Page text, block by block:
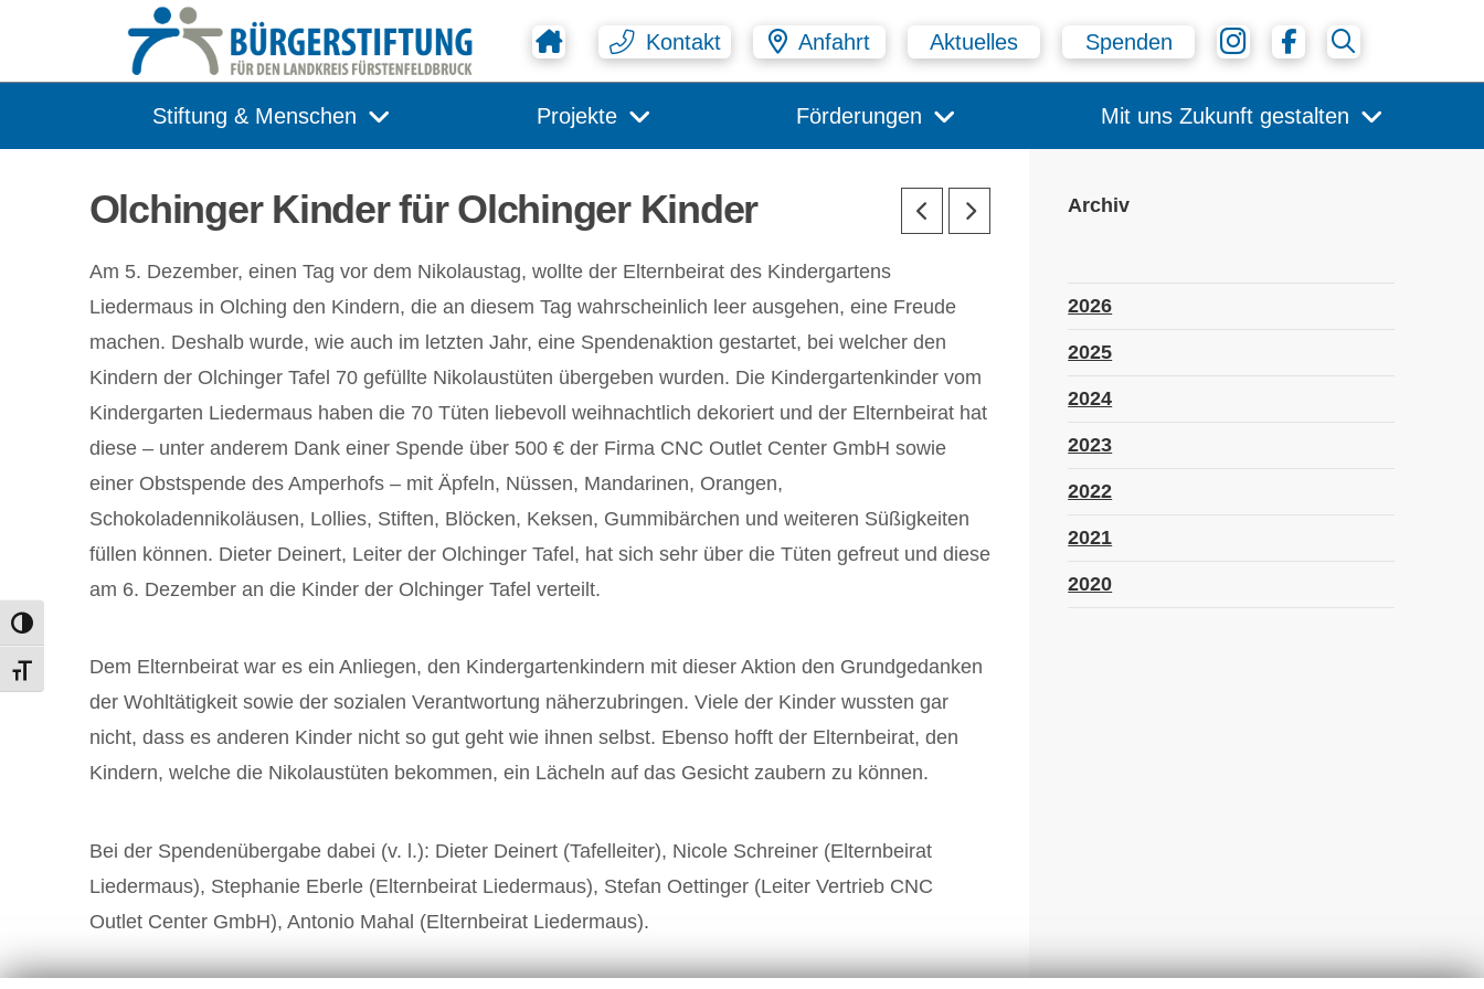
Umschalten auf hohe Kontraste
Schrift vergrößern
Kontakt Anfahrt Aktuelles Spenden
Stiftung & Menschen Projekte Förderungen Mit uns Zukunft gestalten
Olchinger Kinder für Olchinger Kinder
Am 5. Dezember, einen Tag vor dem Nikolaustag, wollte der Elternbeirat des Kindergartens
Liedermaus in Olching den Kindern, die an diesem Tag wahrscheinlich leer ausgehen, eine Freude
machen. Deshalb wurde, wie auch im letzten Jahr, eine Spendenaktion gestartet, bei welcher den
Kindern der Olchinger Tafel 70 gefüllte Nikolaustüten übergeben wurden. Die Kindergartenkinder vom
Kindergarten Liedermaus haben die 70 Tüten liebevoll weihnachtlich dekoriert und der Elternbeirat hat
diese – unter anderem Dank einer Spende über 500 € der Firma CNC Outlet Center GmbH sowie
einer Obstspende des Amperhofs – mit Äpfeln, Nüssen, Mandarinen, Orangen,
Schokoladennikoläusen, Lollies, Stiften, Blöcken, Keksen, Gummibärchen und weiteren Süßigkeiten
füllen können. Dieter Deinert, Leiter der Olchinger Tafel, hat sich sehr über die Tüten gefreut und diese
am 6. Dezember an die Kinder der Olchinger Tafel verteilt.
Dem Elternbeirat war es ein Anliegen, den Kindergartenkindern mit dieser Aktion den Grundgedanken
der Wohltätigkeit sowie der sozialen Verantwortung näherzubringen. Viele der Kinder wussten gar
nicht, dass es anderen Kinder nicht so gut geht wie ihnen selbst. Ebenso hofft der Elternbeirat, den
Kindern, welche die Nikolaustüten bekommen, ein Lächeln auf das Gesicht zaubern zu können.
Bei der Spendenübergabe dabei (v. l.): Dieter Deinert (Tafelleiter), Nicole Schreiner (Elternbeirat
Liedermaus), Stephanie Eberle (Elternbeirat Liedermaus), Stefan Oettinger (Leiter Vertrieb CNC
Outlet Center GmbH), Antonio Mahal (Elternbeirat Liedermaus).
Archiv
2026
2025
2024
2023
2022
2021
2020